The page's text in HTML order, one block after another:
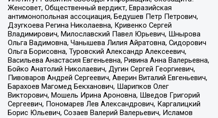
Женсовет, Общественный вердикт, Евразийская
антимонопольная ассоциация, Бедушев Петр Петрович,
Дзугкоева Регина Николаевна, Кривенко Сергей
Владимирович, Милославский Павел Юрьевич, Шнырова
Ольга Вадимовна, Чанышева Лилия Айратовна, Сидорович
Ольга Борисовна, Туровский Александр Алексеевич,
Васильева Анастасия Евгеньевна, Ривина Анна Валерьевна,
Бойко Анатолий Николаевич, Дугин Сергей Георгиевич,
Пивоваров Андрей Сергеевич, Аверин Виталий Евгеньевич,
Барахоев Магомед Бекханович, Шарипков Олег
Викторович, Мошель Ирина Ароновна, Шведов Григорий
Сергеевич, Пономарев Лев Александрович, Каргалицкий
Борис Юльевич, Созаев Валерий Валерьевич, Исламов